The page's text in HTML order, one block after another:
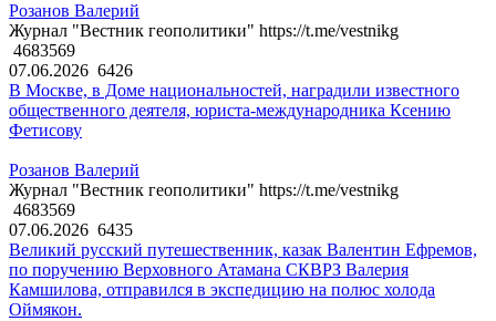
Розанов Валерий
Журнал "Вестник геополитики" https://t.me/vestnikg
4683569
07.06.2026 6426
В Москве, в Доме национальностей, наградили известного
общественного деятеля, юриста-международника Ксению
Фетисову
Розанов Валерий
Журнал "Вестник геополитики" https://t.me/vestnikg
4683569
07.06.2026 6435
Великий русский путешественник, казак Валентин Ефремов,
по поручению Верховного Атамана СКВРЗ Валерия
Камшилова, отправился в экспедицию на полюс холода
Оймякон.